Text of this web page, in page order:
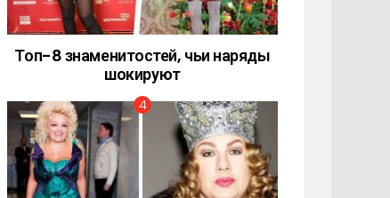
Топ-8 знаменитостей, чьи наряды
шокируют